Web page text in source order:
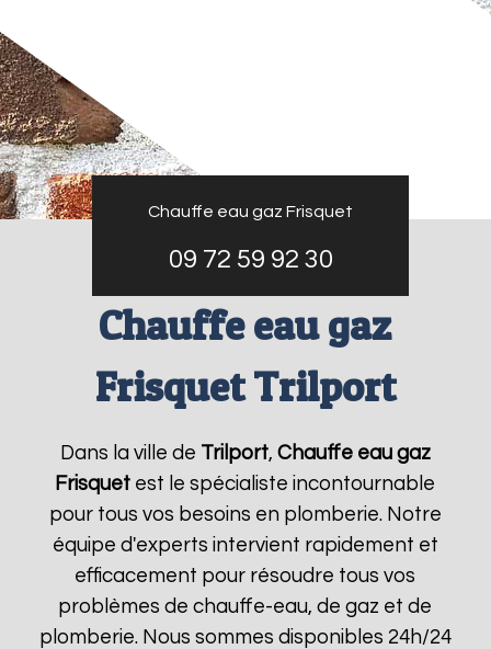
Chauffe eau gaz Frisquet
09 72 59 92 30
Chauffe eau gaz
Frisquet Trilport
Dans la ville de Trilport, Chauffe eau gaz
Frisquet est le spécialiste incontournable
pour tous vos besoins en plomberie. Notre
équipe d'experts intervient rapidement et
efficacement pour résoudre tous vos
problèmes de chauffe-eau, de gaz et de
plomberie. Nous sommes disponibles 24h/24